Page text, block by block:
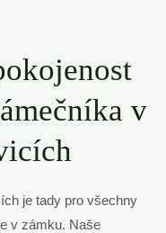
v
je tady pro všechny
v zámku. Naše